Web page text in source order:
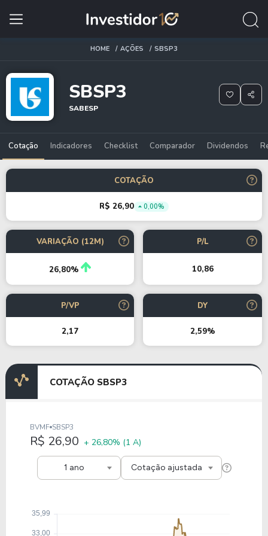
HOME AÇÕES SBSP3
SBSP3
SABESP
Cotação Indicadores Checklist Comparador Dividendos
COTAÇÃO
R$ 26,90 0,00%
VARIAÇÃO (12M)
26,80%
P/L
10,86
P/VP
2,17
DY
2,59%
COTAÇÃO SBSP3
1 ano
BVMF SBSP3
R$ 26,90 + 26,80% (1 A)
Cotação ajustada